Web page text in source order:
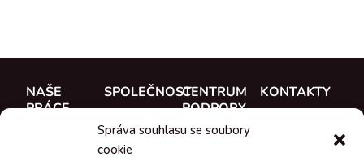
Správa souhlasu se soubory
cookie
NAŠE
PRÁCE
SPOLEČNOST
Seznamte se
CENTRUM
PODPORY
Dokumentace
KONTAKTY